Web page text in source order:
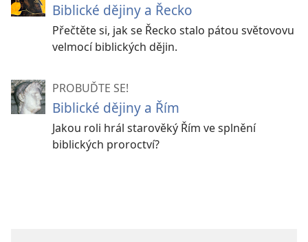
Biblické dějiny a Řecko
Přečtěte si, jak se Řecko stalo pátou světovovu
velmocí biblických dějin.
PROBUĎTE SE!
Biblické dějiny a Řím
Jakou roli hrál starověký Řím ve splnění
biblických proroctví?